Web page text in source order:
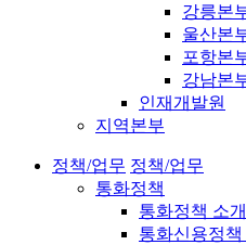
강릉본
울산본
포항본
강남본
인재개발원
지역본부
정책/업무 정책/업무
통화정책
통화정책 소개
통화신용정